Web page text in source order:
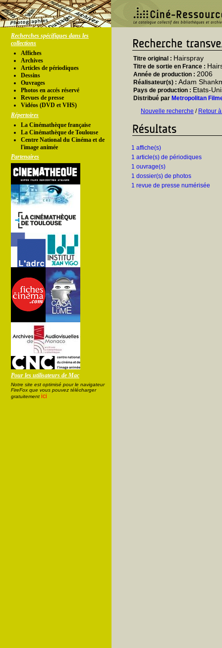
Recherches spécifiques dans les
collections
Affiches
Archives
Articles de périodiques
Dessins
Ouvrages
Photos en accés réservé
Revues de presse
Vidéos (DVD et VHS)
Répertoires
La Cinémathèque française
La Cinémathèque de Toulouse
Centre National du Cinéma et de
l'image animée
Partenaires
Pour les utilisateurs de Mac
Notre site est optimisé pour le navigateur
FireFox que vous pouvez télécharger
gratuitement ici
Titre original : Hairspray
Titre de sortie en France :
Année de production : 2006
Réalisateur(s) : Adam
Pays de production : Etats-
Distribué par Metropolitan
Nouvelle recherche / Retour
1 affiche(s)
1 article(s) de périodiques
1 ouvrage(s)
1 dossier(s) de photos
1 revue de presse numérisée